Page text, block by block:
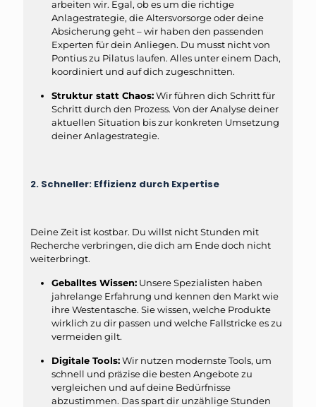
arbeiten wir. Egal, ob es um die richtige
Anlagestrategie, die Altersvorsorge oder deine
Absicherung geht – wir haben den passenden
Experten für dein Anliegen. Du musst nicht von
Pontius zu Pilatus laufen. Alles unter einem Dach,
koordiniert und auf dich zugeschnitten.
Struktur statt Chaos:Wir führen dich Schritt für
Schritt durch den Prozess. Von der Analyse deiner
aktuellen Situation bis zur konkreten Umsetzung
deiner Anlagestrategie.
2. Schneller: Effizienz durch Expertise
Deine Zeit ist kostbar. Du willst nicht Stunden mit
Recherche verbringen, die dich am Ende doch nicht
weiterbringt.
Geballtes Wissen: Unsere Spezialisten haben
jahrelange Erfahrung und kennen den Markt wie
ihre Westentasche. Sie wissen, welche Produkte
wirklich zu dir passen und welche Fallstricke es zu
vermeiden gilt.
Digitale Tools:Wir nutzen modernste Tools, um
schnell und präzise die besten Angebote zu
vergleichen und auf deine Bedürfnisse
abzustimmen. Das spart dir unzählige Stunden